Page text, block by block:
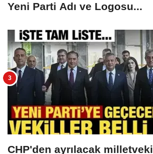
Yeni Parti Adı ve Logosu...
CHP'den ayrılacak